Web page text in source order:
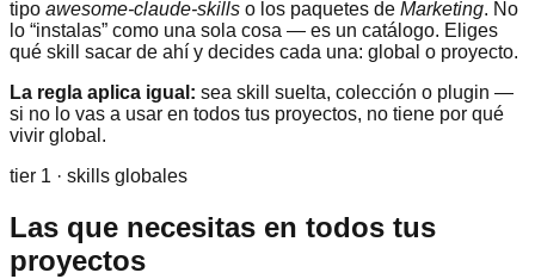
tipo awesome-claude-skills o los paquetes de Marketing. No
lo “instalas” como una sola cosa — es un catálogo. Eliges
qué skill sacar de ahí y decides cada una: global o proyecto.
La regla aplica igual: sea skill suelta, colección o plugin —
si no lo vas a usar en todos tus proyectos, no tiene por qué
vivir global.
tier 1 · skills globales
Las que necesitas en todos tus
proyectos